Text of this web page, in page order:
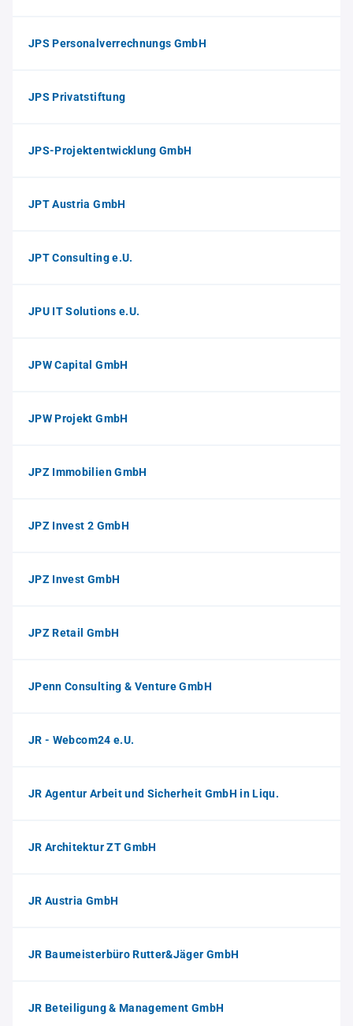
JPS Personalverrechnungs GmbH
JPS Privatstiftung
JPS-Projektentwicklung GmbH
JPT Austria GmbH
JPT Consulting e.U.
JPU IT Solutions e.U.
JPW Capital GmbH
JPW Projekt GmbH
JPZ Immobilien GmbH
JPZ Invest 2 GmbH
JPZ Invest GmbH
JPZ Retail GmbH
JPenn Consulting & Venture GmbH
JR - Webcom24 e.U.
JR Agentur Arbeit und Sicherheit GmbH in Liqu.
JR Architektur ZT GmbH
JR Austria GmbH
JR Baumeisterbüro Rutter&Jäger GmbH
JR Beteiligung & Management GmbH